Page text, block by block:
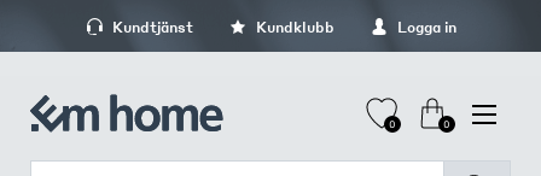
Kundtjänst Kundklubb Logga in
0 0